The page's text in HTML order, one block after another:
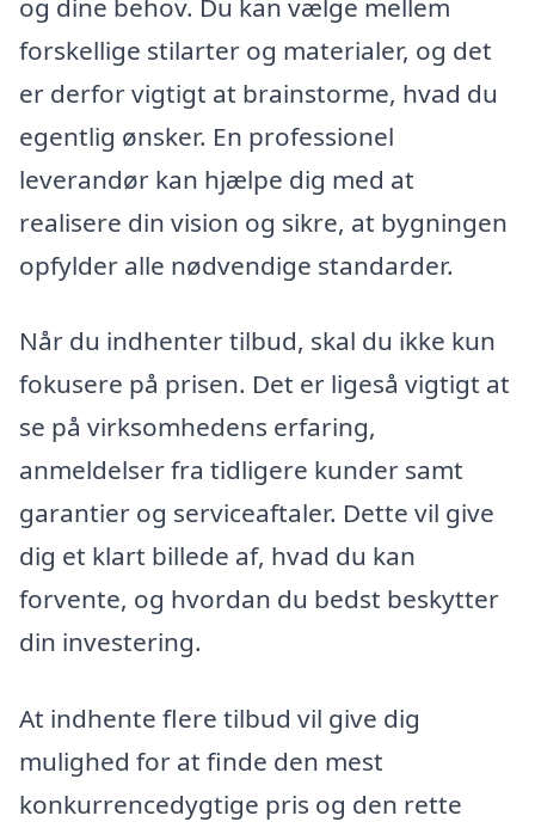
og dine behov. Du kan vælge mellem
forskellige stilarter og materialer, og det
er derfor vigtigt at brainstorme, hvad du
egentlig ønsker. En professionel
leverandør kan hjælpe dig med at
realisere din vision og sikre, at bygningen
opfylder alle nødvendige standarder.
Når du indhenter tilbud, skal du ikke kun
fokusere på prisen. Det er ligeså vigtigt at
se på virksomhedens erfaring,
anmeldelser fra tidligere kunder samt
garantier og serviceaftaler. Dette vil give
dig et klart billede af, hvad du kan
forvente, og hvordan du bedst beskytter
din investering.
At indhente flere tilbud vil give dig
mulighed for at finde den mest
konkurrencedygtige pris og den rette